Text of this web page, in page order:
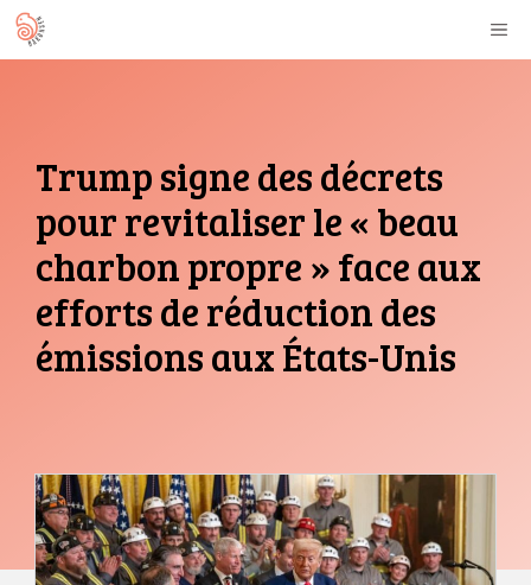
Aller
au
Trump signe des décrets
pour revitaliser le « beau
charbon propre » face aux
efforts de réduction des
émissions aux États-Unis